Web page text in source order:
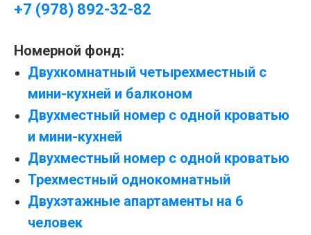
+7 (978) 892-32-82
Номерной фонд:
Двухкомнатный четырехместный с
мини-кухней и балконом
Двухместный номер с одной кроватью
и мини-кухней
Двухместный номер с одной кроватью
Трехместный однокомнатный
Двухэтажные апартаменты на 6
человек